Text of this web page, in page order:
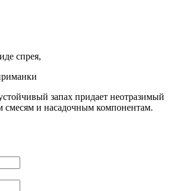
спрея,
запах придает неотразимый
смесям и насадочным компонентам.